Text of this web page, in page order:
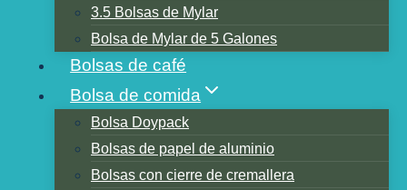
3.5 Bolsas de Mylar
Bolsa de Mylar de 5 Galones
Bolsas de café
Bolsa de comida
Bolsa Doypack
Bolsas de papel de aluminio
Bolsas con cierre de cremallera
Tabla de contenidos